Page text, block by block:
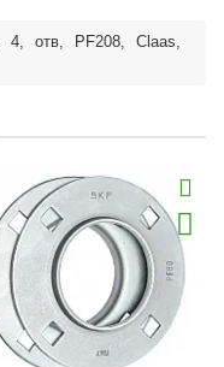
4, отв, PF208, Claas,